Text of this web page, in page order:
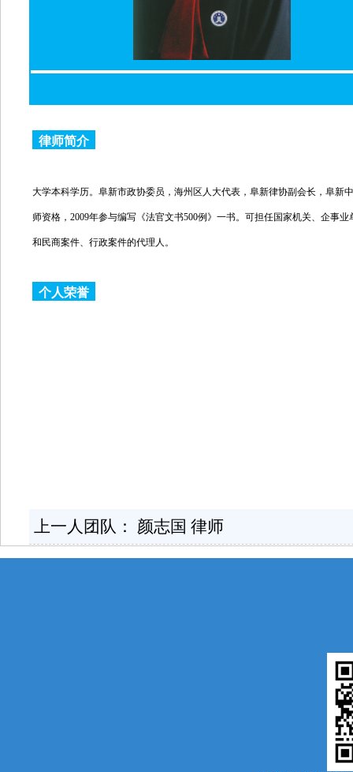
律师简介
大学本科学历。阜新市政协委员，海州区人大代表，阜新律协副会长，阜新
师资格，2009年参与编写《法官文书500例》一书。可担任国家机关、企事
和民商案件、行政案件的代理人。
个人荣誉
上一人团队： 颜志国 律师